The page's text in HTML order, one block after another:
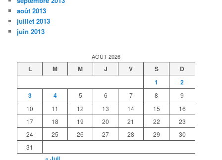
août 2013
juillet 2013
juin 2013
AOÛT 2026
L M M J V S
D
1
2
3
4 5 6 7 8
9
10
11 12 13 14 15
16
17
18 19 20 21 22
23
24
25 26 27 28 29
30
31